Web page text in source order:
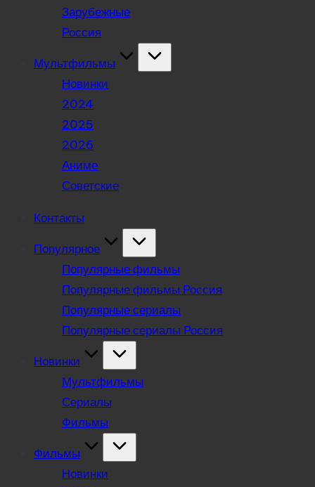
Зарубежные
Россия
Мультфильмы
Новинки
2024
2025
2026
Аниме
Советские
Контакты
Популярное
Популярные фильмы
Популярные фильмы Россия
Популярные сериалы
Популярные сериалы Россия
Новинки
Мультфильмы
Сериалы
Фильмы
Фильмы
Новинки